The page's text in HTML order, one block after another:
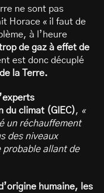
ne sont pas
Horace « il faut de
à l’heure
de gaz à effet de
est donc décuplé
la Terre.
du climat (GIEC), «
un réchauffement
des niveaux
allant de
humaine, les